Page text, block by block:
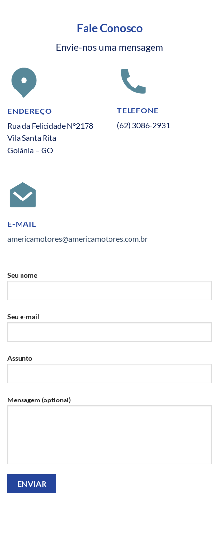
Fale Conosco
Envie-nos uma mensagem
ENDEREÇO
Rua da Felicidade N°2178
Vila Santa Rita
Goiânia – GO
TELEFONE
(62) 3086-2931
E-MAIL
americamotores@americamotores.com.br
Seu nome
Seu e-mail
Assunto
Mensagem (optional)